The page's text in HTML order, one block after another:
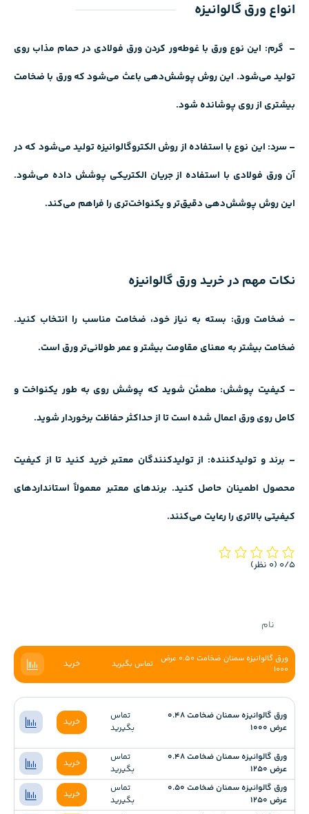
انواع ورق گالوانیزه
– گرم: این نوع ورق با غوطه‌ور کردن ورق فولادی در حمام مذاب روی
تولید می‌شود. این روش پوشش‌دهی باعث می‌شود که ورق با ضخامت
بیشتری از روی پوشانده شود.
– سرد: این نوع با استفاده از روش الکتروگالوانیزه تولید می‌شود که در
آن ورق فولادی با استفاده از جریان الکتریکی پوشش داده می‌شود.
این روش پوشش‌دهی دقیق‌تر و یکنواخت‌تری را فراهم می‌کند.
نکات مهم در خرید ورق گالوانیزه
– ضخامت ورق: بسته به نیاز خود، ضخامت مناسب را انتخاب کنید.
ضخامت بیشتر به معنای مقاومت بیشتر و عمر طولانی‌تر ورق است.
– کیفیت پوشش: مطمئن شوید که پوشش روی به طور یکنواخت و
کامل روی ورق اعمال شده است تا از حداکثر حفاظت برخوردار شوید.
– برند و تولیدکننده: از تولیدکنندگان معتبر خرید کنید تا از کیفیت
محصول اطمینان حاصل کنید. برندهای معتبر معمولاً استانداردهای
کیفیتی بالاتری را رعایت می‌کنند.
‫0/5 ‫(0 نظر)
نام
ورق گالوانیزه سمنان ضخامت 0.50 عرض
1000
تماس بگیرید خرید
ورق گالوانیزه سمنان ضخامت 0.48
عرض 1000
تماس
بگیرید
خرید
ورق گالوانیزه سمنان ضخامت 0.48
عرض 1250
تماس
بگیرید
خرید
ورق گالوانیزه سمنان ضخامت 0.50
عرض 1250
تماس
بگیرید
خرید